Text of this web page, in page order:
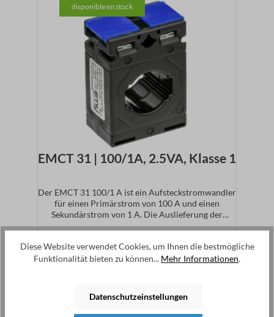
disponible en stock
EMCT 31 | 100/1A, 2.5VA, Klasse 1
Der EMCT 31 100/1 A ist ein Aufsteckstromwandler
für einen Primärstrom von 100 A und einen
Sekundärstrom von 1 A. Die Auslieferung der
Stromwandler erfolgt inklusive der erforderlichen
Schnappbefestigung (CT.31.DIN) ist optional
erhältlich. Technische DatenPrimärstrom: 100
disponible en stock
Diese Website verwendet Cookies, um Ihnen die bestmögliche
Funktionalität bieten zu können... Mehr Informationen.
Datenschutzeinstellungen